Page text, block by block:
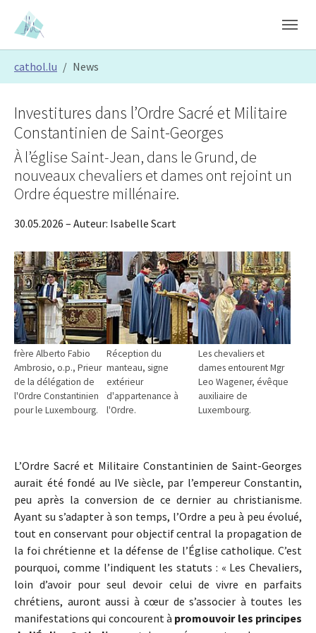
Skip to main content
Skip to page footer
cathol.lu News
Show larger version
frère Alberto Fabio
Ambrosio, o.p., Prieur
de la délégation de
l'Ordre Constantinien
pour le Luxembourg.
Show larger version
Réception du
manteau, signe
extérieur
d'appartenance à
l'Ordre.
Show larger version
Les chevaliers et
dames entourent Mgr
Leo Wagener, évêque
auxiliaire de
Luxembourg.
Investitures dans l’Ordre Sacré et Militaire
Constantinien de Saint-Georges
À l’église Saint-Jean, dans le Grund, de
nouveaux chevaliers et dames ont rejoint un
Ordre équestre millénaire.
30.05.2026 – Auteur: Isabelle Scart
L’Ordre Sacré et Militaire Constantinien de Saint-Georges
aurait été fondé au IVe siècle, par l’empereur Constantin,
peu après la conversion de ce dernier au christianisme.
Ayant su s’adapter à son temps, l’Ordre a peu à peu évolué,
tout en conservant pour objectif central la propagation de
la foi chrétienne et la défense de l’Église catholique. C’est
pourquoi, comme l’indiquent les statuts : « Les Chevaliers,
loin d’avoir pour seul devoir celui de vivre en parfaits
chrétiens, auront aussi à cœur de s’associer à toutes les
manifestations qui concourent à promouvoir les principes